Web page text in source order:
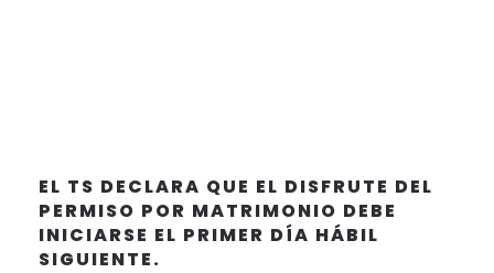
EL TS DECLARA QUE EL DISFRUTE DEL
PERMISO POR MATRIMONIO DEBE
INICIARSE EL PRIMER DÍA HÁBIL
SIGUIENTE.